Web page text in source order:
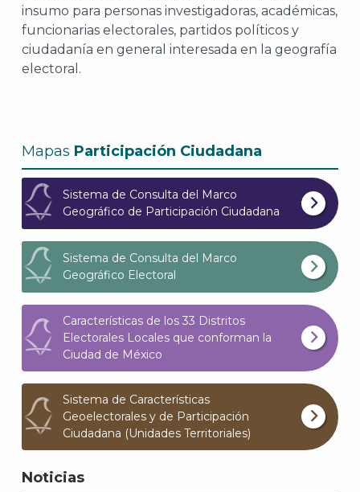
insumo para personas investigadoras, académicas,
funcionarias electorales, partidos políticos y
ciudadanía en general interesada en la geografía
electoral.
Mapas Participación Ciudadana
Sistema de Consulta del Marco
Geográfico de Participación Ciudadana
Sistema de Consulta del Marco
Geográfico Electoral
Características de los 33 Distritos
Electorales Locales que conforman la
Ciudad de México
Sistema de Características
Geoelectorales y de Participación
Ciudadana (Unidades Territoriales)
Noticias